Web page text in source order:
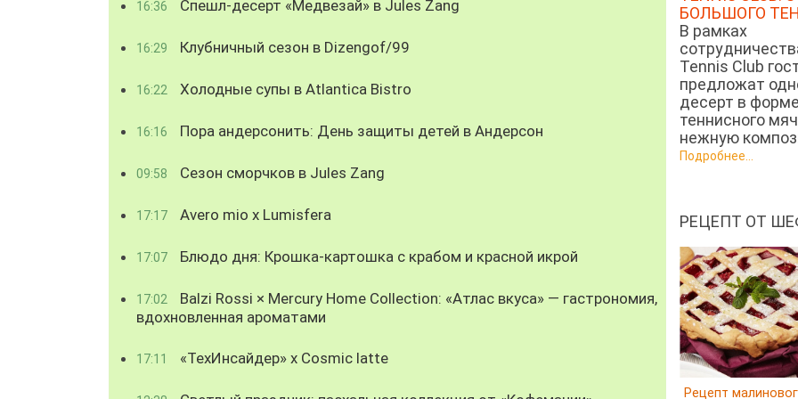
16:36 Спешл-десерт «Медвезай» в Jules Zang
16:29 Клубничный сезон в Dizengof/99
16:22 Холодные супы в Atlantica Bistro
16:16 Пора андерсонить: День защиты детей в Андерсон
09:58 Сезон сморчков в Jules Zang
17:17 Avero mio x Lumisfera
17:07 Блюдо дня: Крошка-картошка с крабом и красной икрой
17:02
Balzi Rossi × Mercury Home Collection: «Атлас вкуса» — гастрономия,
вдохновленная ароматами
17:11 «ТехИнсайдер» х Cosmic latte
БОЛЬШОГО
В рамках
Tennis Club
предложат
десерт в форме
теннисного
нежную
Подробнее...
РЕЦЕПТ ОТ
Рецепт